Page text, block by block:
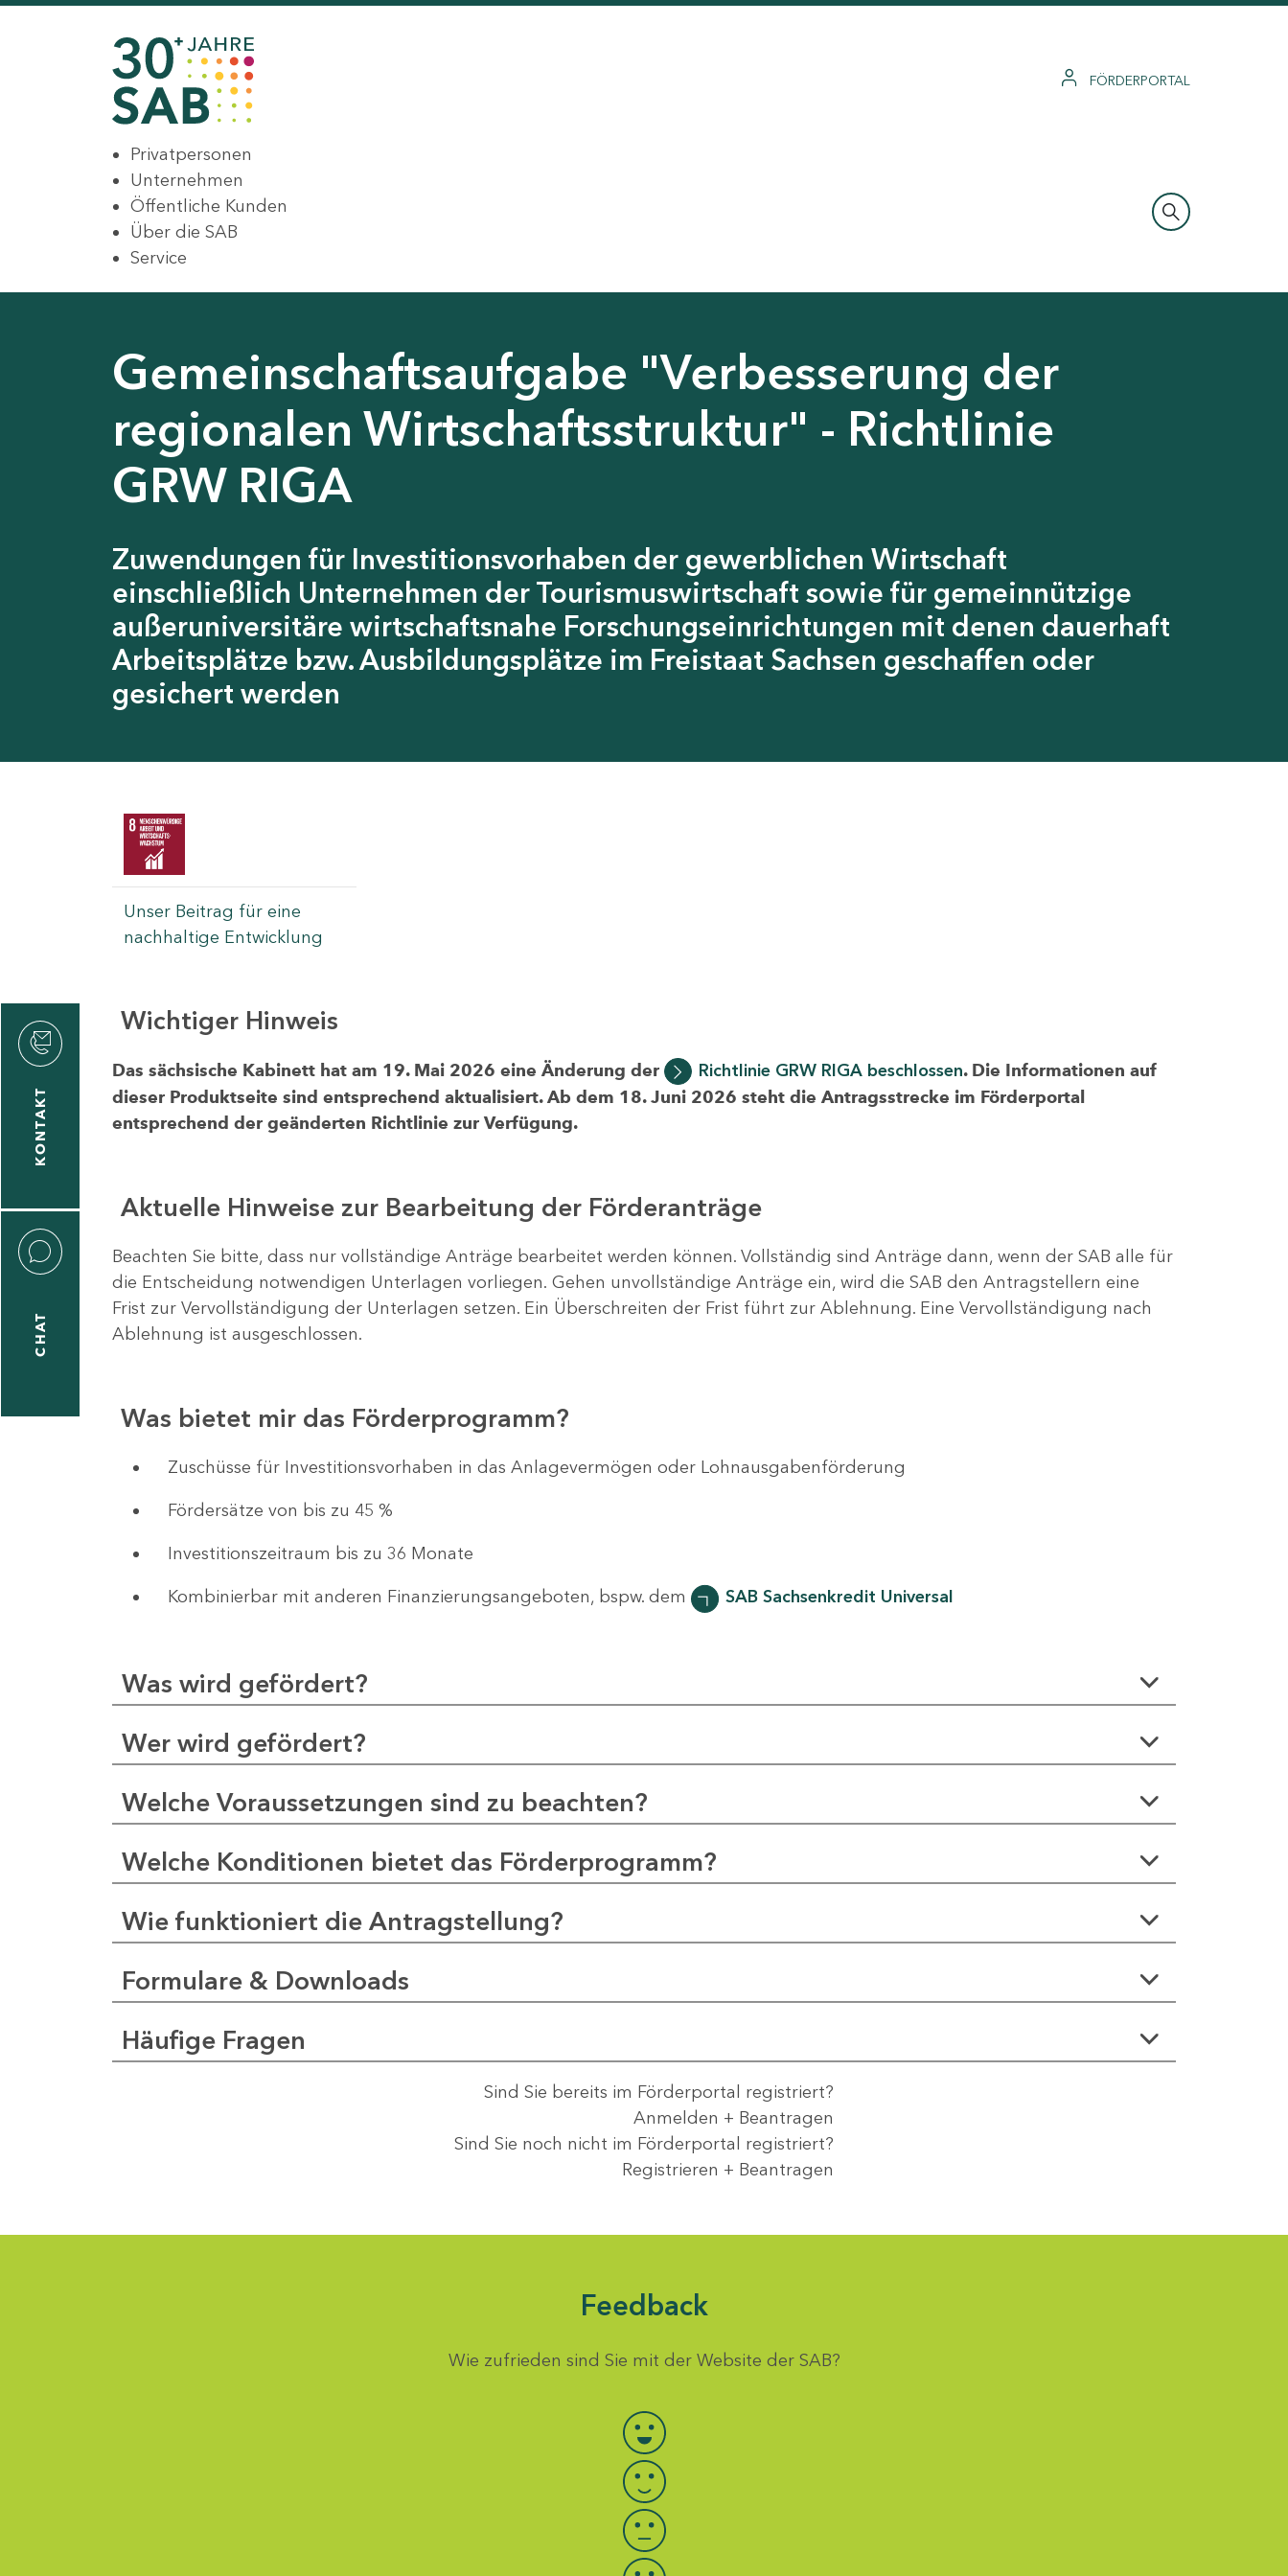
FÖRDERPORTAL
Privatpersonen
Unternehmen
Öffentliche Kunden
Über die SAB
Service
Gemeinschaftsaufgabe "Verbesserung der
regionalen Wirtschaftsstruktur" - Richtlinie
GRW RIGA
Zuwendungen für Investitionsvorhaben der gewerblichen Wirtschaft
einschließlich Unternehmen der Tourismuswirtschaft sowie für gemeinnützige
außeruniversitäre wirtschaftsnahe Forschungseinrichtungen mit denen dauerhaft
Arbeitsplätze bzw. Ausbildungsplätze im Freistaat Sachsen geschaffen oder
gesichert werden
Unser Beitrag für eine
nachhaltige Entwicklung
KONTAKT
CHAT
Wichtiger Hinweis
Das sächsische Kabinett hat am 19. Mai 2026 eine Änderung der Richtlinie GRW RIGA beschlossen. Die Informationen auf
dieser Produktseite sind entsprechend aktualisiert. Ab dem 18. Juni 2026 steht die Antragsstrecke im Förderportal
entsprechend der geänderten Richtlinie zur Verfügung.
Aktuelle Hinweise zur Bearbeitung der Förderanträge
Beachten Sie bitte, dass nur vollständige Anträge bearbeitet werden können. Vollständig sind Anträge dann, wenn der SAB alle für
die Entscheidung notwendigen Unterlagen vorliegen. Gehen unvollständige Anträge ein, wird die SAB den Antragstellern eine
Frist zur Vervollständigung der Unterlagen setzen. Ein Überschreiten der Frist führt zur Ablehnung. Eine Vervollständigung nach
Ablehnung ist ausgeschlossen.
Was bietet mir das Förderprogramm?
​​​​​​Zuschüsse für Investitionsvorhaben in das Anlagevermögen oder Lohnausgabenförderung
Fördersätze von bis zu 45 %
Investitionszeitraum bis zu 36 Monate
Kombinierbar mit anderen Finanzierungsangeboten, bspw. dem SAB Sachsenkredit Universal
Was wird gefördert?
Wer wird gefördert?
Welche Voraussetzungen sind zu beachten?
Welche Konditionen bietet das Förderprogramm?
Wie funktioniert die Antragstellung?
Formulare & Downloads
Häufige Fragen
Sind Sie bereits im Förderportal registriert?
Anmelden + Beantragen
Sind Sie noch nicht im Förderportal registriert?
Registrieren + Beantragen
Feedback
Wie zufrieden sind Sie mit der Website der SAB?
Bewertung auswählen